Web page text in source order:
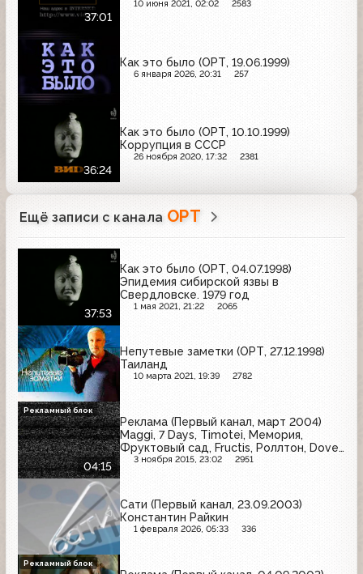
37:01
10 июня 2021, 02:02 2583
Как это было (ОРТ, 19.06.1999)
6 января 2026, 20:31 257
36:24
Как это было (ОРТ, 10.10.1999)
Коррупция в СССР
26 ноября 2020, 17:32 2381
Ещё записи с канала ОРТ
37:53
Как это было (ОРТ, 04.07.1998)
Эпидемия сибирской язвы в
Свердловске. 1979 год
1 мая 2021, 21:22 2065
Непутевые заметки (ОРТ, 27.12.1998)
Таиланд
10 марта 2021, 19:39 2782
04:15
Реклама (Первый канал, март 2004)
Maggi, 7 Days, Timotei, Мемория,
Фруктовый сад, Fructis, Роллтон, Dove,
Tchibo
3 ноября 2015, 23:02 2951
Рекламный блок
Сати (Первый канал, 23.09.2003)
Константин Райкин
1 февраля 2026, 05:33 336
Рекламный блок